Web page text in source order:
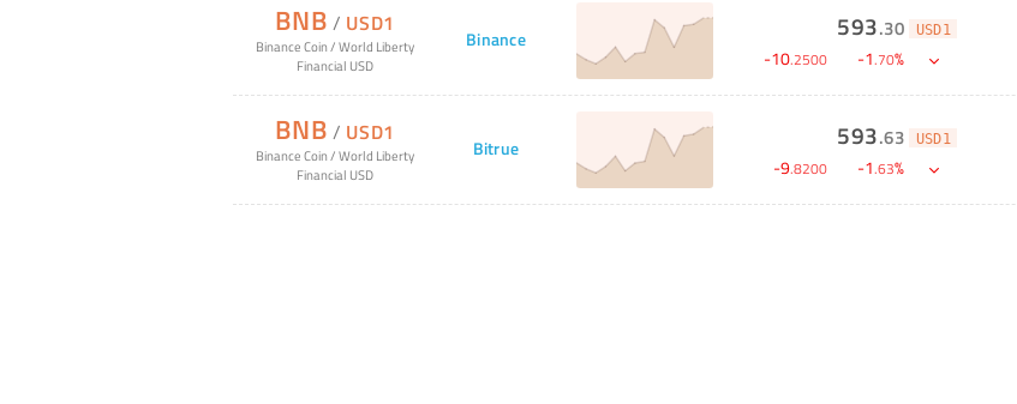
BNB / USD1
Binance Coin/World Liberty
Financial USD
Binance 593.30 USD1
-10.2500 -1.70%
BNB / USD1
Binance Coin/World Liberty
Financial USD
Bitrue 593.63 USD1
-9.8200 -1.63%